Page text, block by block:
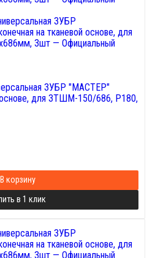
ЗУБР "МАСТЕР"
основе, для ЗТШМ-150/686, P180,
В корзину
в 1 клик